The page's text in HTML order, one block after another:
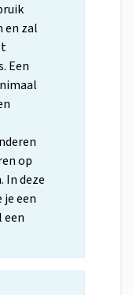
en zal
Een
op
In deze
een